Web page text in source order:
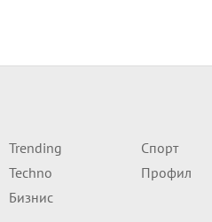
Trending
Techno
Бизнис
Спорт
Профил